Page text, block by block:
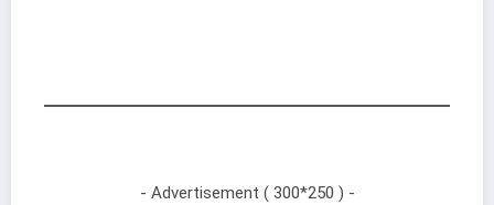
- Advertisement ( 300*250 ) -